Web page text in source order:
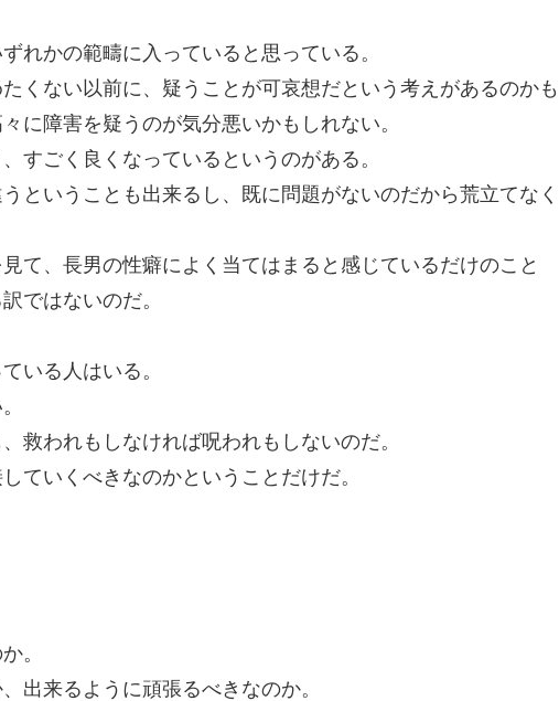
れかの範疇に入っていると思っている。
くない以前に、疑うことが可哀想だという考えがあるのかも
に障害を疑うのが気分悪いかもしれない。
すごく良くなっているというのがある。
ということも出来るし、既に問題がないのだから荒立てなく
て、長男の性癖によく当てはまると感じているだけのこと
ではないのだ。
いる人はいる。
救われもしなければ呪われもしないのだ。
ていくべきなのかということだけだ。
。
出来るように頑張るべきなのか。